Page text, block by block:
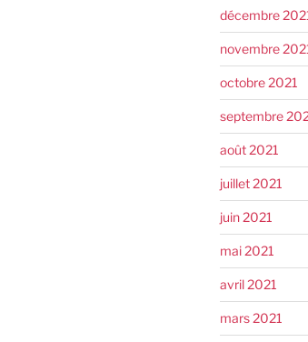
décembre
novembre
octobre 2021
septembre
août 2021
juillet 2021
juin 2021
mai 2021
avril 2021
mars 2021